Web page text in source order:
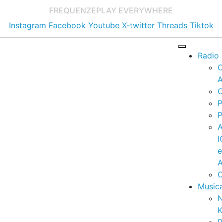
FREQUENZEPLAY EVERYWHERE
Instagram Facebook Youtube X-twitter Threads Tiktok
Radio
e